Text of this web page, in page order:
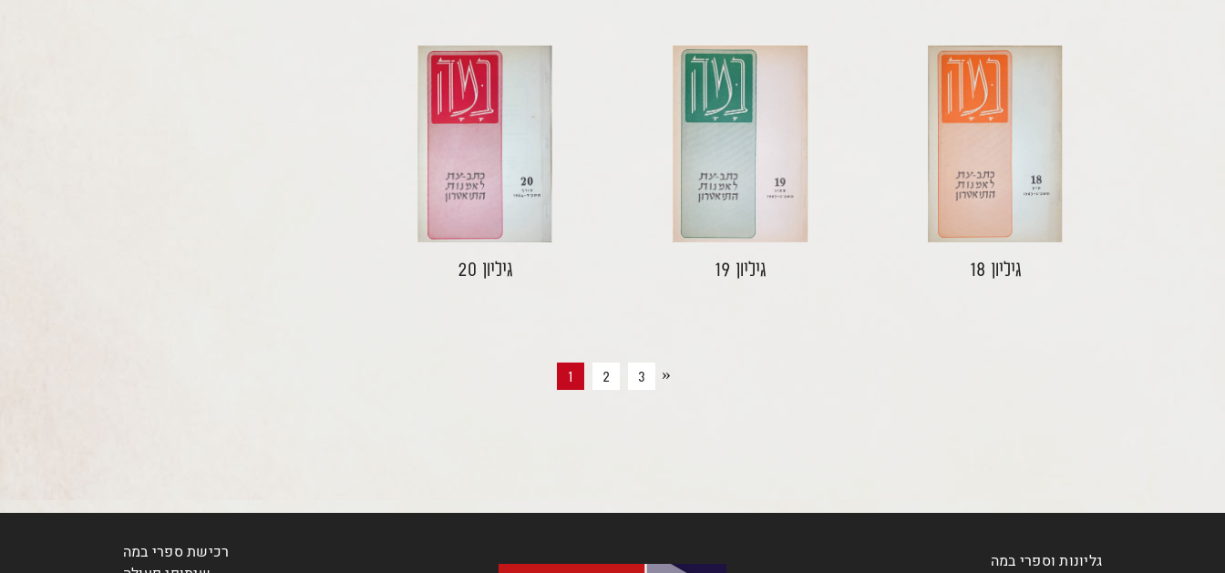
גיליון 18 גיליון 19 גיליון 20
1 2 3 »
גליונות וספרי במה
רכישת ספרי במה